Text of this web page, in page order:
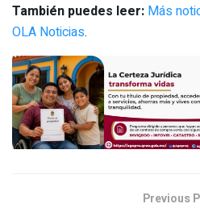
También puedes leer: Más
OLA Noticias.
Previous